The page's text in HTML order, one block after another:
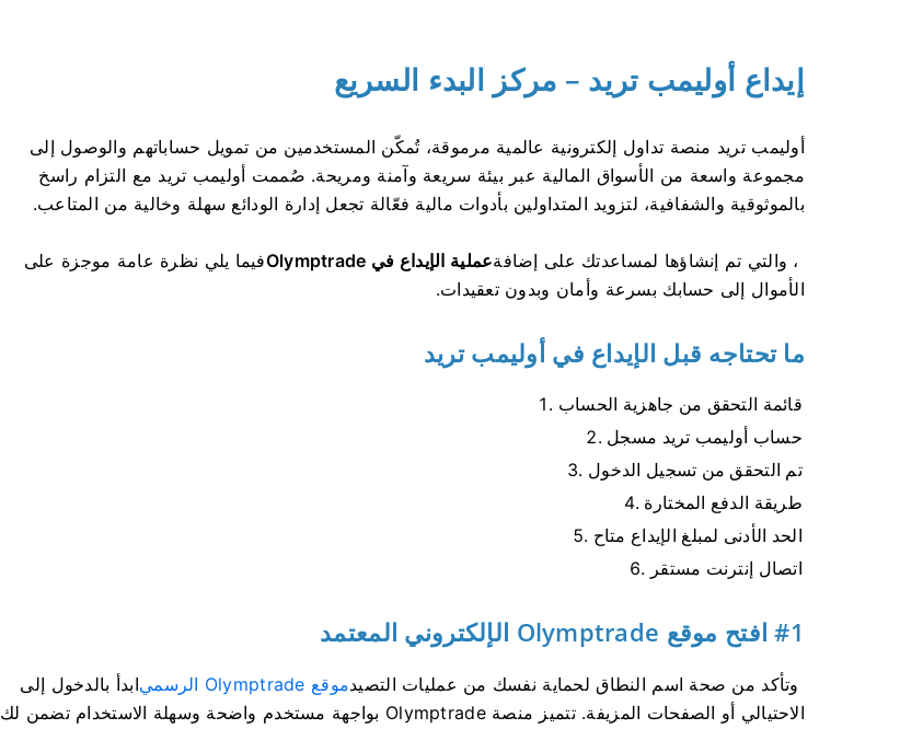
إيداع أوليمب تريد – مركز البدء السريع
أوليمب تريد منصة تداول إلكترونية عالمية مرموقة، تُمكّن المستخدمين من تمويل حساباتهم والوصول إلى
مجموعة واسعة من الأسواق المالية عبر بيئة سريعة وآمنة ومريحة. صُممت أوليمب تريد مع التزام راسخ
بالموثوقية والشفافية، لتزويد المتداولين بأدوات مالية فعّالة تجعل إدارة الودائع سهلة وخالية من المتاعب.
فيما يلي نظرة عامة موجزة على عملية الإيداع في Olymptrade، والتي تم إنشاؤها لمساعدتك على إضافة
الأموال إلى حسابك بسرعة وأمان وبدون تعقيدات.
ما تحتاجه قبل الإيداع في أوليمب تريد
قائمة التحقق من جاهزية الحساب
حساب أوليمب تريد مسجل
تم التحقق من تسجيل الدخول
طريقة الدفع المختارة
الحد الأدنى لمبلغ الإيداع متاح
اتصال إنترنت مستقر
#1 افتح موقع Olymptrade الإلكتروني المعتمد
ابدأ بالدخول إلى موقع Olymptrade الرسميوتأكد من صحة اسم النطاق لحماية نفسك من عمليات التصيد
الاحتيالي أو الصفحات المزيفة. تتميز منصة Olymptrade بواجهة مستخدم واضحة وسهلة الاستخدام تضمن لك